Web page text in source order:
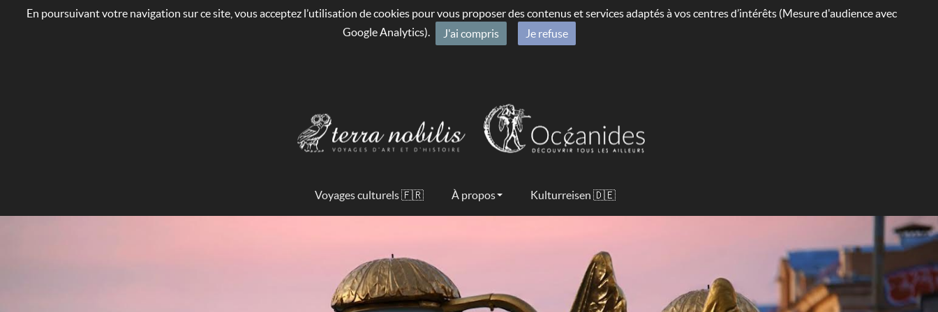
En poursuivant votre navigation sur ce site, vous acceptez l’utilisation de cookies pour vous proposer des contenus et services adaptés à vos centres d’intérêts (Mesure d'audience avec
Google Analytics).
J'ai compris Je refuse
Voyages culturels 🇫🇷 À propos Kulturreisen 🇩🇪